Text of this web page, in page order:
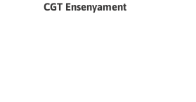
CGT Ensenyament